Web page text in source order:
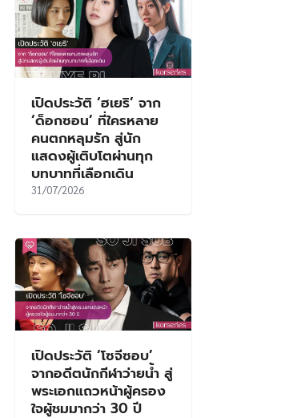
เปิดประวัติ ‘ฮเยริ’ จาก
‘ด็อกซอน’ ที่ใครหลาย
คนตกหลุมรัก สู่นัก
แสดงผู้เติบโตผ่านทุก
บทบาทที่เลือกเดิน
31/07/2026
เปิดประวัติ ‘โซจีซอบ’
จากอดีตนักกีฬาว่ายน้ำ สู่
พระเอกแถวหน้าผู้ครอง
ใจผู้ชมมากว่า 30 ปี